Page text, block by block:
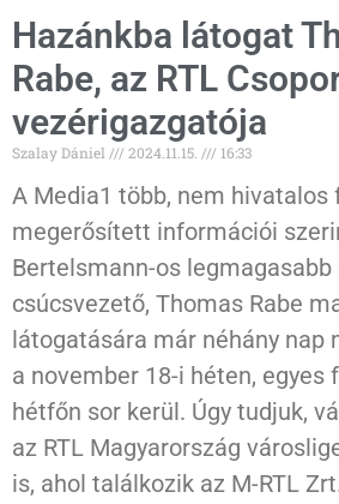
Hazánkba látogat
Rabe, az RTL
vezérigazgatója
Szalay Dániel 2024.11.15. 16:33
A Media1 több, nem hivatalos
megerősített információi
Bertelsmann-os legmagasabb
csúcsvezető, Thomas Rabe
látogatására már néhány nap
a november 18-i héten, egyes
hétfőn sor kerül. Úgy tudjuk,
az RTL Magyarország
is, ahol találkozik az M-RTL